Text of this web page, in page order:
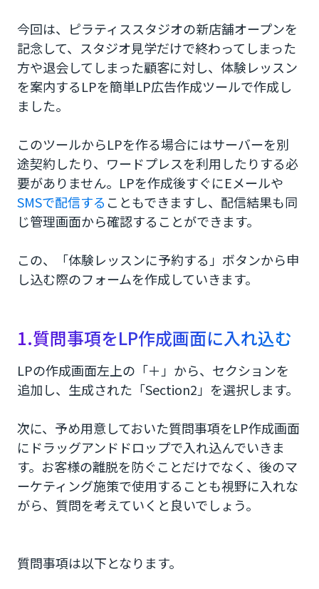
今回は、ピラティススタジオの新店舗オープンを
記念して、スタジオ見学だけで終わってしまった
方や退会してしまった顧客に対し、体験レッスン
を案内するLPを簡単LP広告作成ツールで作成し
ました。
このツールからLPを作る場合にはサーバーを別
途契約したり、ワードプレスを利用したりする必
要がありません。LPを作成後すぐにEメールや
SMSで配信する こともできますし、配信結果も同
じ管理画面から確認することができます。
この、「体験レッスンに予約する」ボタンから申
し込む際のフォームを作成していきます。
1.質問事項をLP作成画面に入れ込む
LPの作成画面左上の「＋」から、セクションを
追加し、生成された「Section2」を選択します。
次に、予め用意しておいた質問事項をLP作成画面
にドラッグアンドドロップで入れ込んでいきま
す。お客様の離脱を防ぐことだけでなく、後のマ
ーケティング施策で使用することも視野に入れな
がら、質問を考えていくと良いでしょう。
質問事項は以下となります。